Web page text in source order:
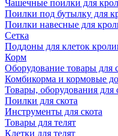
Чашечные поилки для
Поилки под бутылку для
Поилки навесные для
Сетка
Поддоны для клеток
Корм
Оборудование товары для
Комбикорма и кормовые
Товары, оборудования для
Поилки для скота
Инструменты для скота
Товары для телят
Клетки для телят